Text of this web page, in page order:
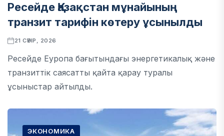
Ресейде Қазақстан мұнайының
транзит тарифін көтеру ұсынылды
21 СӘУІР, 2026
Ресейде Еуропа бағытындағы энергетикалық және
транзиттік саясатты қайта қарау туралы
ұсыныстар айтылды.
ЭКОНОМИКА